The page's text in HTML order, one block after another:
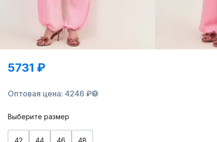
5731 ₽
Оптовая цена: 4246 ₽
Выберите размер
42 44 46 48